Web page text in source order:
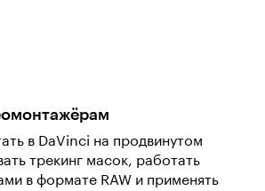
в DaVinci на продвинутом
трекинг масок, работать
в формате RAW и применять